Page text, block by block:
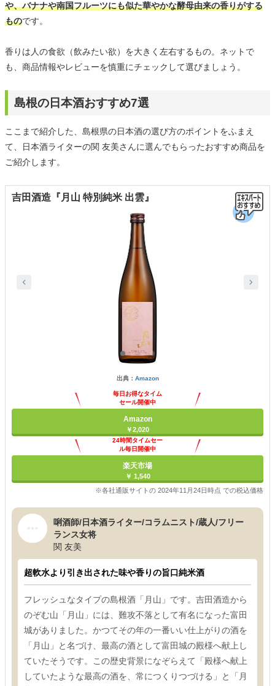
や、バナナや南国フルーツにも似た華やかな酵母由来の香りがする
ものです。
香りは人の食欲（飲みたい欲）を大きく左右するもの。ネットで
も、商品情報やレビューを慎重にチェックして選びましょう。
島根の日本酒おすすめ7選
ここまで紹介した、島根県の日本酒の選び方のポイントをふまえ
て、日本酒ライターの関 友美さんに選んでもらったおすすめ商品を
ご紹介します。
吉田酒造『月山 特別純米 出雲』
出典： Amazon
毎日お得なタイム
セール開催中
Amazon
￥2,020
24時間タイムセー
ル毎日開催中
楽天市場
￥ 1,540
※各社通販サイトの 2024年11月24日時点 での税込価格
唎酒師/日本酒ライター/コラムニスト/蔵人/フリー
ランス女将
関 友美
超軟水より引き出された味や香りの旨口純米酒
フレッシュなタイプの島根酒「月山」です。吉田酒造から
のぞむ山「月山」には、難攻不落として有名になった富田
城がありました。かつてその年の一番いい仕上がりの酒を
「月山」と名づけ、最高の酒として富田城の殿様へ献上し
ていたそうです。この歴史背景になぞらえて「殿様へ献上
していたような最高の酒を、常につくりつづける」と「月